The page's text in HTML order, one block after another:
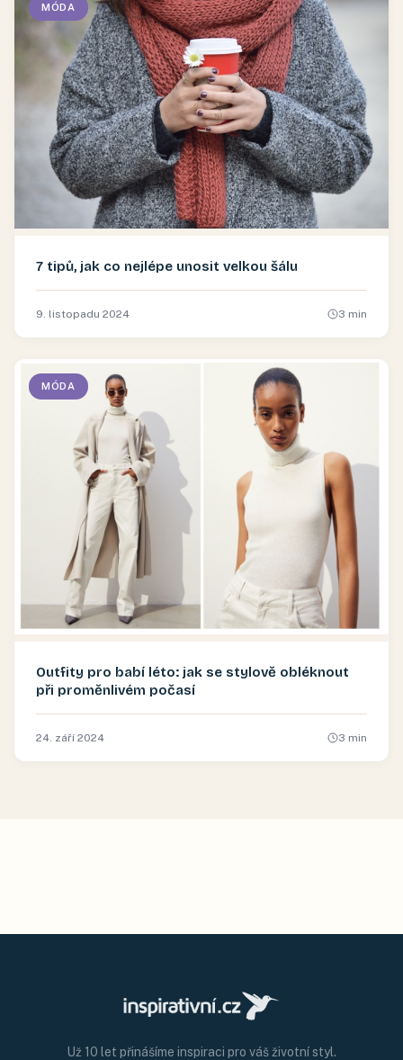
MÓDA
7 tipů, jak co nejlépe unosit velkou šálu
9. listopadu 2024 3 min
MÓDA
Outfity pro babí léto: jak se stylově obléknout
při proměnlivém počasí
24. září 2024 3 min
Už 10 let přinášíme inspiraci pro váš životní styl.